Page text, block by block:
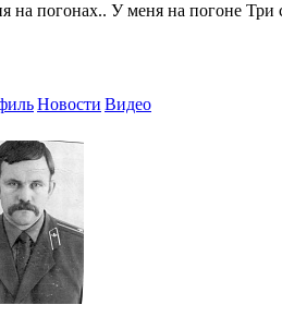
на погонах.. У меня на погоне
Новости Видео